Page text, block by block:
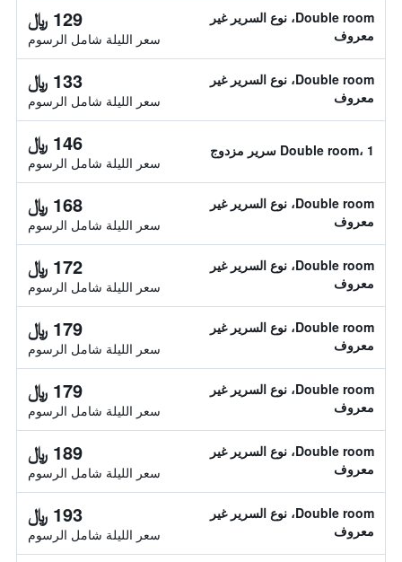
Double room، نوع السرير غير
معروف
129 ﷼
سعر الليلة شامل الرسوم
Double room، نوع السرير غير
معروف
133 ﷼
سعر الليلة شامل الرسوم
Double room، 1 سرير مزدوج 146 ﷼
سعر الليلة شامل الرسوم
Double room، نوع السرير غير
معروف
168 ﷼
سعر الليلة شامل الرسوم
Double room، نوع السرير غير
معروف
172 ﷼
سعر الليلة شامل الرسوم
Double room، نوع السرير غير
معروف
179 ﷼
سعر الليلة شامل الرسوم
Double room، نوع السرير غير
معروف
179 ﷼
سعر الليلة شامل الرسوم
Double room، نوع السرير غير
معروف
189 ﷼
سعر الليلة شامل الرسوم
Double room، نوع السرير غير
معروف
193 ﷼
سعر الليلة شامل الرسوم